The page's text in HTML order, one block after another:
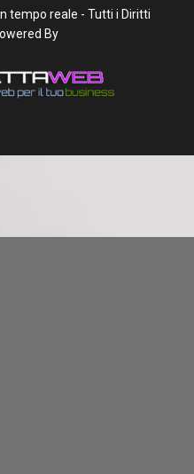
tempo reale - Tutti i Diritti
By